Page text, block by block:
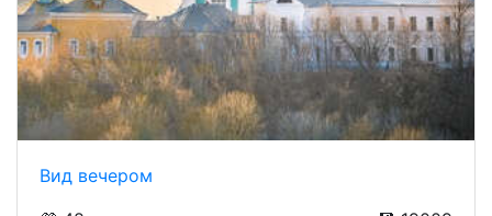
Вид вечером